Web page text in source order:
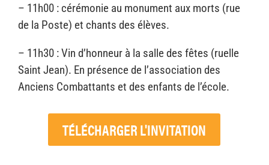
– 11h00 : cérémonie au monument aux morts (rue
de la Poste) et chants des élèves.
– 11h30 : Vin d’honneur à la salle des fêtes (ruelle
Saint Jean). En présence de l’association des
Anciens Combattants et des enfants de l’école.
TÉLÉCHARGER L'INVITATION